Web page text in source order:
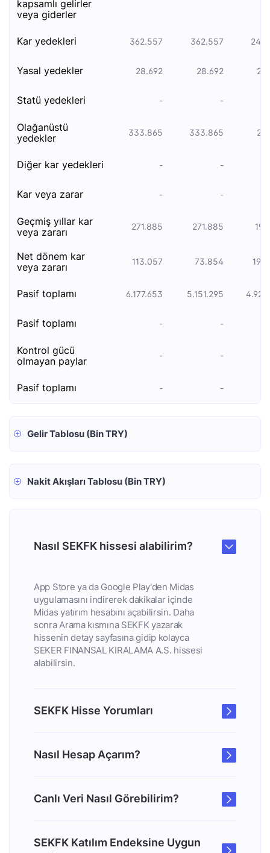
kapsamlı gelirler
veya giderler
kar yedekleri 362.557 362.557
yasal yedekler 28.692 28.692
statü yedekleri - -
olağanüstü
yedekler
333.865 333.865
diğer kar yedekleri - -
kar veya zarar - -
geçmiş yıllar kar
veya zararı
271.885 271.885
net dönem kar
veya zararı
113.057 73.854
pasi̇f toplami 6.177.653 5.151.295
pasi̇f toplami - -
kontrol gücü
olmayan paylar
- -
pasi̇f toplami - -
Gelir Tablosu (Bin TRY)
Nakit Akışları Tablosu (Bin TRY)
Nasıl SEKFK hissesi alabilirim?
App Store ya da Google Play'den Midas
uygulamasını indirerek dakikalar içinde
Midas yatırım hesabını açabilirsin. Daha
sonra Arama kısmına SEKFK yazarak
hissenin detay sayfasına gidip kolayca
SEKER FINANSAL KIRALAMA A.S. hissesi
alabilirsin.
SEKFK Hisse Yorumları
Nasıl Hesap Açarım?
Canlı Veri Nasıl Görebilirim?
SEKFK Katılım Endeksine Uygun